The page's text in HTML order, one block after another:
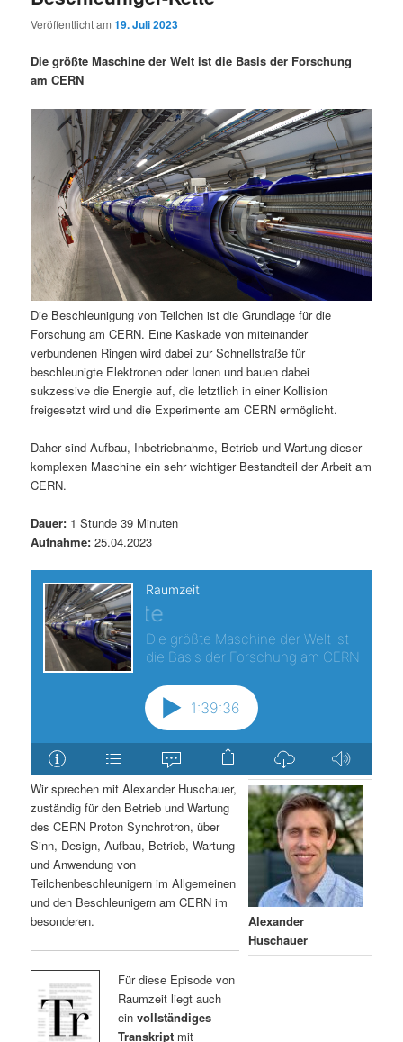
Veröffentlicht am19. Juli 2023
Die größte Maschine der Welt ist die Basis der Forschung
am CERN
Die Beschleunigung von Teilchen ist die Grundlage für die
Forschung am CERN. Eine Kaskade von miteinander
verbundenen Ringen wird dabei zur Schnellstraße für
beschleunigte Elektronen oder Ionen und bauen dabei
sukzessive die Energie auf, die letztlich in einer Kollision
freigesetzt wird und die Experimente am CERN ermöglicht.
Daher sind Aufbau, Inbetriebnahme, Betrieb und Wartung dieser
komplexen Maschine ein sehr wichtiger Bestandteil der Arbeit am
CERN.
Dauer: 1 Stunde 39 Minuten
Aufnahme: 25.04.2023
Alexander
Huschauer
Wir sprechen mit Alexander Huschauer,
zuständig für den Betrieb und Wartung
des CERN Proton Synchrotron, über
Sinn, Design, Aufbau, Betrieb, Wartung
und Anwendung von
Teilchenbeschleunigern im Allgemeinen
und den Beschleunigern am CERN im
besonderen.
Für diese Episode von
Raumzeit liegt auch
ein vollständiges
Transkriptmit